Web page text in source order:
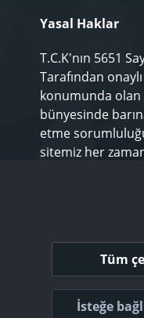
Yasal Haklar
T.C.K'nın 5651
Tarafından
konumunda
bünyesinde
etme
sitemiz her
Tüm
İsteğe